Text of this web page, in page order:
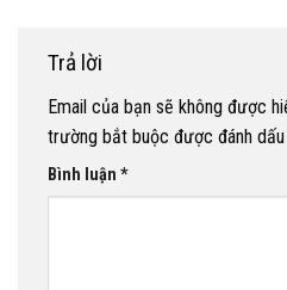
Trả lời
Email của bạn sẽ không được
trường bắt buộc được đánh dấu
Bình luận *